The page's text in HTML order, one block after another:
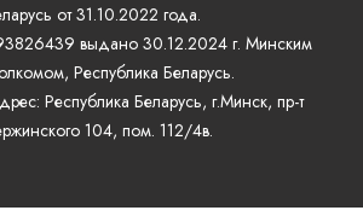
от 31.10.2022 года.
выдано 30.12.2024 г. Минским
Республика Беларусь.
Республика Беларусь, г.Минск, пр-т
104, пом. 112/4в.